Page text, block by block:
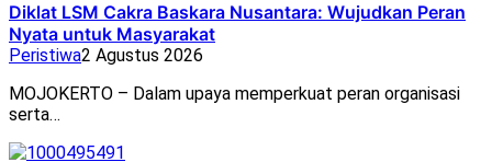
Diklat LSM Cakra Baskara Nusantara: Wujudkan Peran
Nyata untuk Masyarakat
Peristiwa2 Agustus 2026
MOJOKERTO – Dalam upaya memperkuat peran organisasi
serta…